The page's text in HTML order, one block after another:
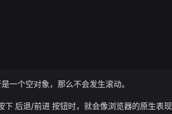
一个空对象，那么不会发生滚动。
下 后退/前进 按钮时，就会像浏览器的原生表